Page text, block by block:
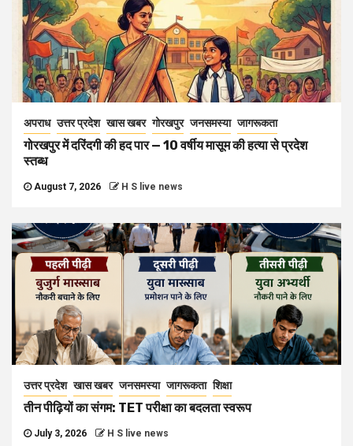
अपराध उत्तर प्रदेश खास खबर गोरखपुर जनसमस्या जागरूकता
गोरखपुर में दरिंदगी की हद पार — 10 वर्षीय मासूम की हत्या से प्रदेश
स्तब्ध
August 7, 2026 H S live news
उत्तर प्रदेश खास खबर जनसमस्या जागरूकता शिक्षा
तीन पीढ़ियों का संगम: TET परीक्षा का बदलता स्वरूप
July 3, 2026 H S live news